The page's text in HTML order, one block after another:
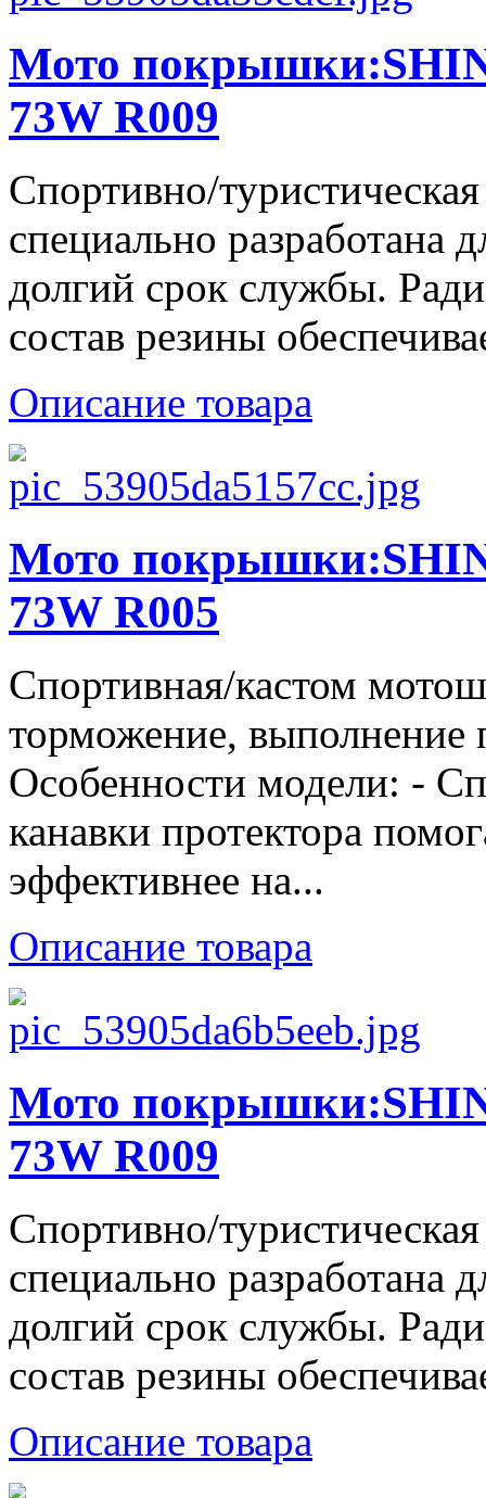
Мото
73W R009
Спортивно/
специально разработана
долгий срок службы.
состав резины
Описание товара
Мото
73W R005
Спортивная/кастом
торможение, выполнение
Особенности модели: -
канавки протектора
эффективнее на...
Описание товара
Мото
73W R009
Спортивно/
специально разработана
долгий срок службы.
состав резины
Описание товара